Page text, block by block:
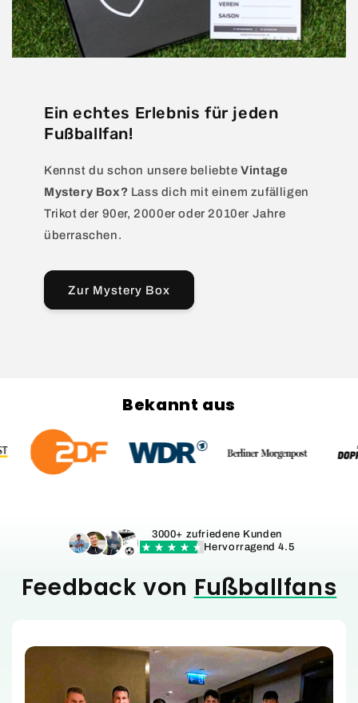
Ein echtes Erlebnis für jeden
Fußballfan!
Kennst du schon unsere beliebteVintage
Mystery Box? Lass dich mit einem zufälligen
Trikot der 90er, 2000er oder 2010er Jahre
überraschen.
Zur Mystery Box
Bekannt aus
3000+ zufriedene Kunden
Hervorragend 4.5
Feedback von Fußballfans